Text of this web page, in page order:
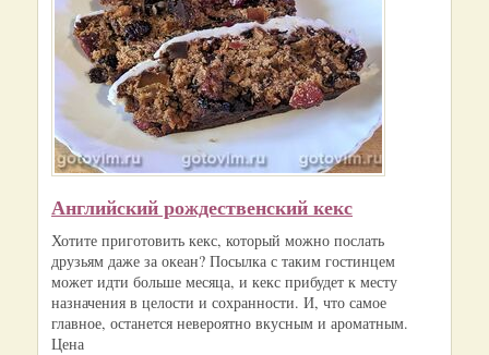
Английский рождественский кекс
Хотите приготовить кекс, который можно послать
друзьям даже за океан? Посылка с таким гостинцем
может идти больше месяца, и кекс прибудет к месту
назначения в целости и сохранности. И, что самое
главное, останется невероятно вкусным и ароматным.
Цена